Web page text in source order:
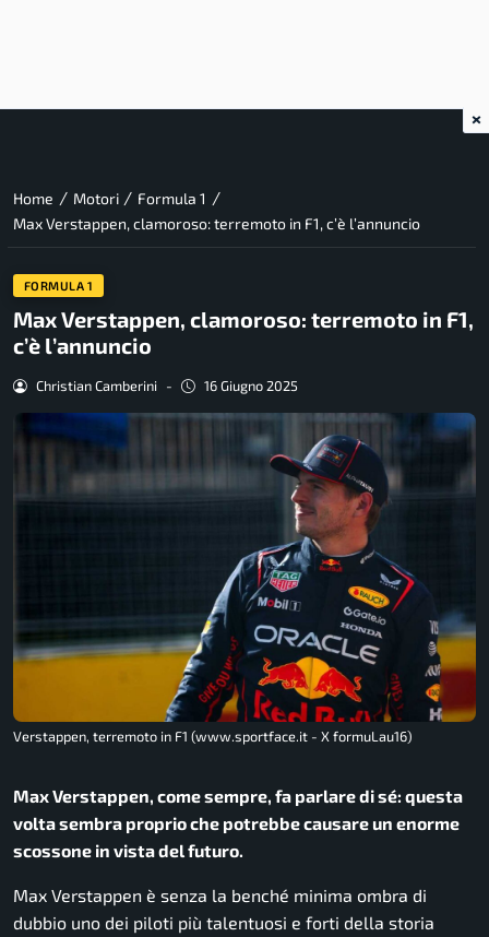
Home / Motori / Formula 1 /
Max Verstappen, clamoroso: terremoto in F1, c’è l’annuncio
FORMULA 1
Max Verstappen, clamoroso: terremoto in F1,
c’è l’annuncio
Christian Camberini - 16 Giugno 2025
Verstappen, terremoto in F1 (www.sportface.it - X formuLau16)
Max Verstappen, come sempre, fa parlare di sé: questa
volta sembra proprio che potrebbe causare un enorme
scossone in vista del futuro.
Max Verstappen è senza la benché minima ombra di
dubbio uno dei piloti più talentuosi e forti della storia
×